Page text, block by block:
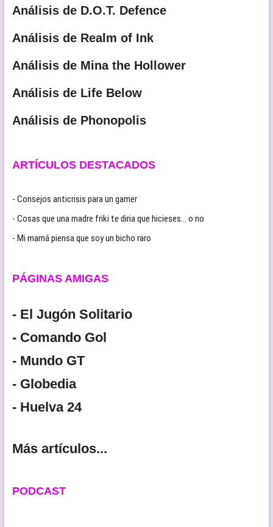
Análisis de D.O.T. Defence
Análisis de Realm of Ink
Análisis de Mina the Hollower
Análisis de Life Below
Análisis de Phonopolis
ARTÍCULOS DESTACADOS
- Consejos anticrisis para un gamer
- Cosas que una madre friki te diria que hicieses… o no
- Mi mamá piensa que soy un bicho raro
PÁGINAS AMIGAS
- El Jugón Solitario
- Comando Gol
- Mundo GT
- Globedia
- Huelva 24
Más artículos...
PODCAST